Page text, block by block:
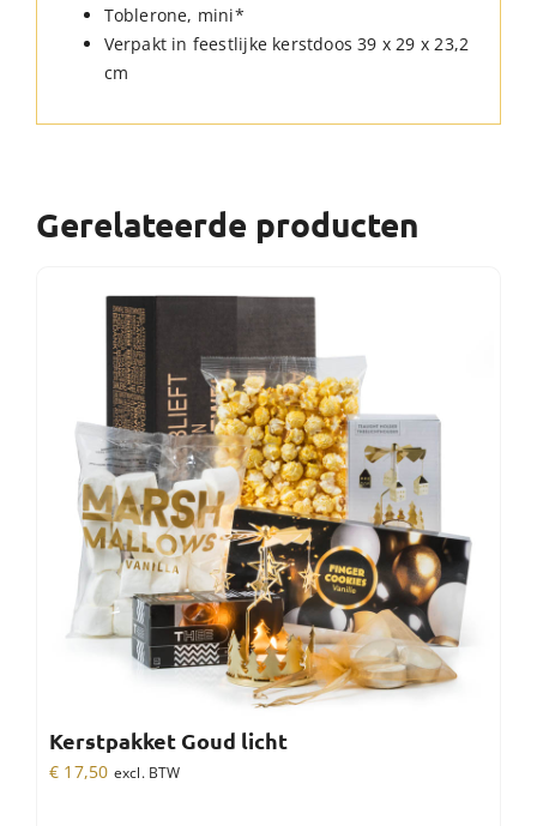
Toblerone, mini*
Verpakt in feestlijke kerstdoos 39 x 29 x 23,2
cm
Gerelateerde producten
Kerstpakket Goud licht
€ 17,50 excl. BTW